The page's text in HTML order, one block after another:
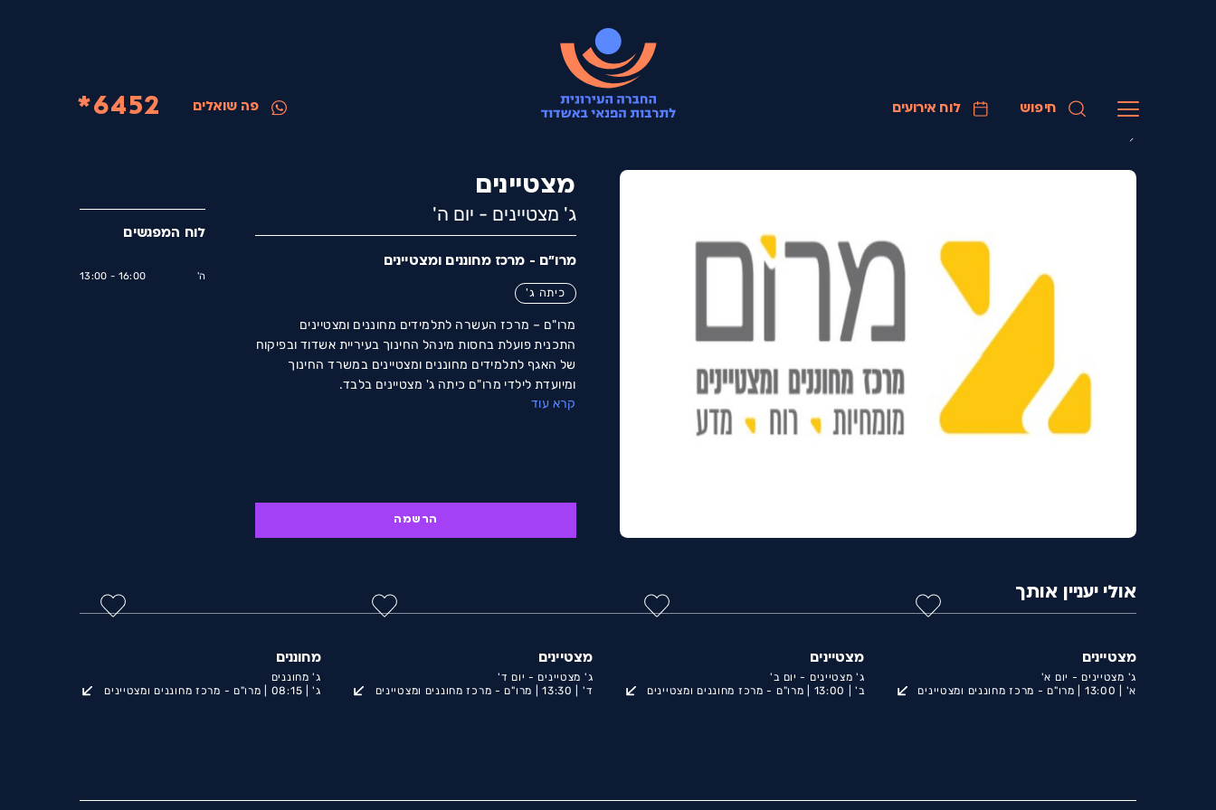
6452* פה שואלים לוח אירועים חיפוש
מצטיינים
ג' מצטיינים - יום ה'
מרו"ם - מרכז מחוננים ומצטיינים
כיתה ג'
מרו"ם – מרכז העשרה לתלמידים מחוננים ומצטיינים
התכנית פועלת בחסות מינהל החינוך בעיריית אשדוד ובפיקוח
של האגף לתלמידים מחוננים ומצטיינים במשרד החינוך
ומיועדת לילדי מרו"ם כיתה ג' מצטיינים בלבד.
התכנית מציעה מגוון קורסי העשרה בהתאם לאשכולות
קרא עוד
הרשמה
לוח המפגשים
ה' 16:00 - 13:00
אולי יעניין אותך
מצטיינים
ג' מצטיינים - יום א'
א' |
13:00 | מרו"ם - מרכז מחוננים ומצטיינים
מצטיינים
ג' מצטיינים - יום ב'
ב' |
13:00 | מרו"ם - מרכז מחוננים ומצטיינים
מצטיינים
ג' מצטיינים - יום ד'
ד' |
13:30 | מרו"ם - מרכז מחוננים ומצטיינים
מחוננים
ג' מחוננים
ג' | 08:15 | מרו"ם - מרכז מחוננים ומצטיינים